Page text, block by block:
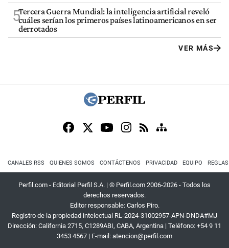
5Tercera Guerra Mundial: la inteligencia artificial reveló
cuáles serían los primeros países latinoamericanos en ser
derrotados
VER MÁS
CANALES RSS QUIENES SOMOS CONTÁCTENOS PRIVACIDAD EQUIPO
Perfil.com - Editorial Perfil S.A. | © Perfil.com 2006-2026 - Todos los
derechos reservados.
Editor responsable: Carlos Piro.
Registro de la propiedad intelectual RL-2024-31002957-APN-DNDA#MJ
Dirección: California 2715, C1289ABI, CABA, Argentina | Teléfono: +54 9 11
3453 4567 | E-mail: atencion@perfil.com